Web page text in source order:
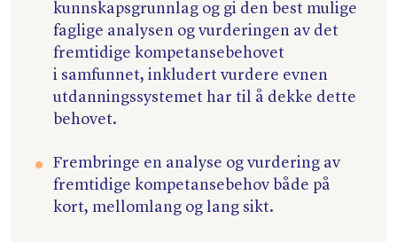
kunnskapsgrunnlag og gi den best mulige
faglige analysen og vurderingen av det
fremtidige kompetansebehovet
i samfunnet, inkludert vurdere evnen
utdanningssystemet har til å dekke dette
behovet.
Frembringe en analyse og vurdering av
fremtidige kompetansebehov både på
kort, mellomlang og lang sikt.